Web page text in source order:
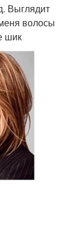
Выглядит
волосы
шик